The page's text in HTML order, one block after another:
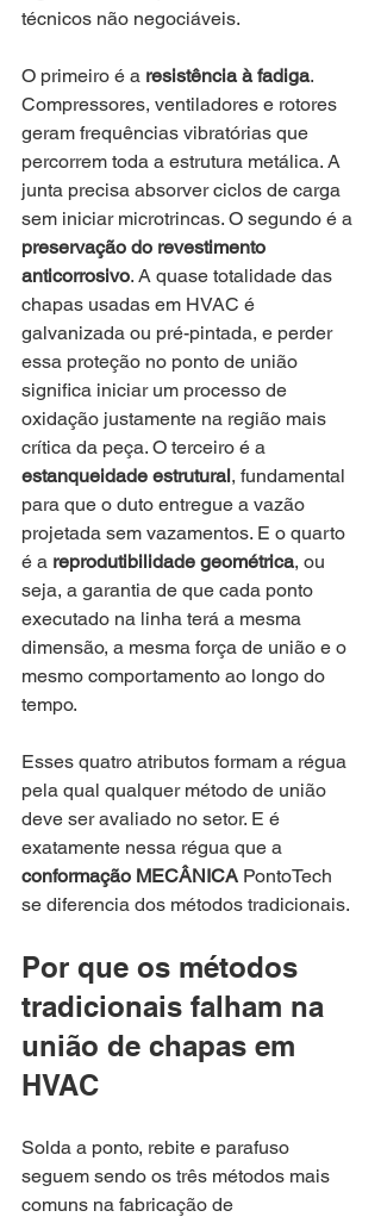
técnicos não negociáveis.
O primeiro é a resistência à fadiga.
Compressores, ventiladores e rotores
geram frequências vibratórias que
percorrem toda a estrutura metálica. A
junta precisa absorver ciclos de carga
sem iniciar microtrincas. O segundo é a
preservação do revestimento
anticorrosivo. A quase totalidade das
chapas usadas em HVAC é
galvanizada ou pré-pintada, e perder
essa proteção no ponto de união
significa iniciar um processo de
oxidação justamente na região mais
crítica da peça. O terceiro é a
estanqueidade estrutural, fundamental
para que o duto entregue a vazão
projetada sem vazamentos. E o quarto
é a reprodutibilidade geométrica, ou
seja, a garantia de que cada ponto
executado na linha terá a mesma
dimensão, a mesma força de união e o
mesmo comportamento ao longo do
tempo.
Esses quatro atributos formam a régua
pela qual qualquer método de união
deve ser avaliado no setor. E é
exatamente nessa régua que a
conformação MECÂNICA PontoTech
se diferencia dos métodos tradicionais.
Por que os métodos
tradicionais falham na
união de chapas em
HVAC
Solda a ponto, rebite e parafuso
seguem sendo os três métodos mais
comuns na fabricação de